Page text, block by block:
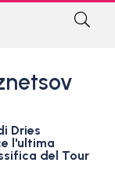
Dries
l'ultima
del Tour